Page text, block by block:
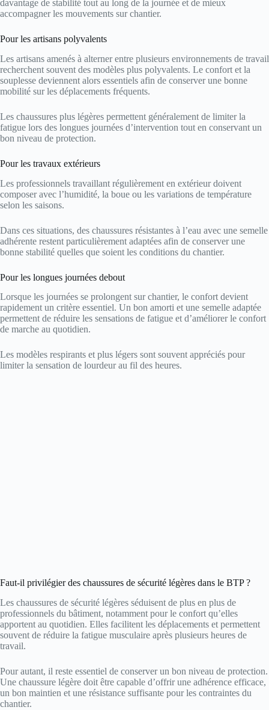
davantage de stabilité tout au long de la journée et de mieux
accompagner les mouvements sur chantier.
Pour les artisans polyvalents
Les artisans amenés à alterner entre plusieurs environnements de travail
recherchent souvent des modèles plus polyvalents. Le confort et la
souplesse deviennent alors essentiels afin de conserver une bonne
mobilité sur les déplacements fréquents.
Les chaussures plus légères permettent généralement de limiter la
fatigue lors des longues journées d’intervention tout en conservant un
bon niveau de protection.
Pour les travaux extérieurs
Les professionnels travaillant régulièrement en extérieur doivent
composer avec l’humidité, la boue ou les variations de température
selon les saisons.
Dans ces situations, des chaussures résistantes à l’eau avec une semelle
adhérente restent particulièrement adaptées afin de conserver une
bonne stabilité quelles que soient les conditions du chantier.
Pour les longues journées debout
Lorsque les journées se prolongent sur chantier, le confort devient
rapidement un critère essentiel. Un bon amorti et une semelle adaptée
permettent de réduire les sensations de fatigue et d’améliorer le confort
de marche au quotidien.
Les modèles respirants et plus légers sont souvent appréciés pour
limiter la sensation de lourdeur au fil des heures.
Faut-il privilégier des chaussures de sécurité légères dans le BTP ?
Les chaussures de sécurité légères séduisent de plus en plus de
professionnels du bâtiment, notamment pour le confort qu’elles
apportent au quotidien. Elles facilitent les déplacements et permettent
souvent de réduire la fatigue musculaire après plusieurs heures de
travail.
Pour autant, il reste essentiel de conserver un bon niveau de protection.
Une chaussure légère doit être capable d’offrir une adhérence efficace,
un bon maintien et une résistance suffisante pour les contraintes du
chantier.